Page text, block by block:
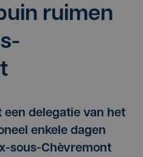
rui­men
delegatie van het
enkele dagen
sous-Chèvremont